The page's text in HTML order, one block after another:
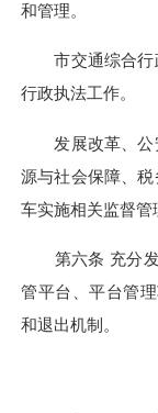
和管理。
市交通综合行
行政执法工作。
发展改革、公
源与社会保障、
车实施相关监督管
第六条 充分发
管平台、平台管
和退出机制。